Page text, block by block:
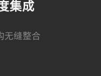
集成
无缝整合